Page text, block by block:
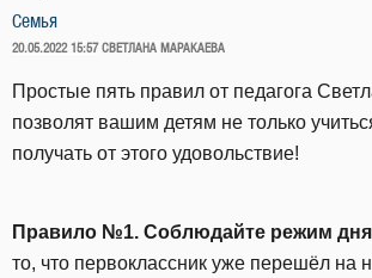
Семья
ОПУБЛИКОВАНО
20.05.2022 15:57 СВЕТЛАНА МАРАКАЕВА
Простые пять правил от педагога
позволят вашим детям не только
получать от этого удовольствие!
Правило №1. Соблюдайте режим
то, что первоклассник уже перешёл на